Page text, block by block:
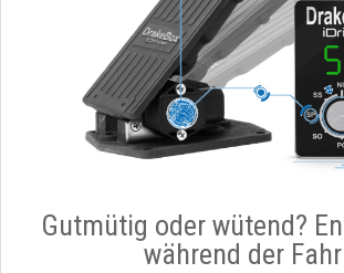
Gutmütig oder wütend?
während der